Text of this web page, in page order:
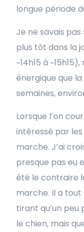
longue période
Je ne savais
plus tôt dans la
~14h15 à
énergique que
semaines,
Lorsque l’on
intéressé par les
marche. J’ai
presque pas eu
été le contraire
marche. Il a tout
tirant qu’un peu
le chien, mais